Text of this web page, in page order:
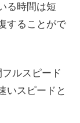
る時間は短
することがで
ルスピード
いスピードと